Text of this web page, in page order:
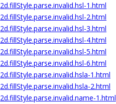
2d.fillStyle.parse.invalid.hsl-1.html
2d.fillStyle.parse.invalid.hsl-2.html
2d.fillStyle.parse.invalid.hsl-3.html
2d.fillStyle.parse.invalid.hsl-4.html
2d.fillStyle.parse.invalid.hsl-5.html
2d.fillStyle.parse.invalid.hsl-6.html
2d.fillStyle.parse.invalid.hsla-1.html
2d.fillStyle.parse.invalid.hsla-2.html
2d.fillStyle.parse.invalid.name-1.html